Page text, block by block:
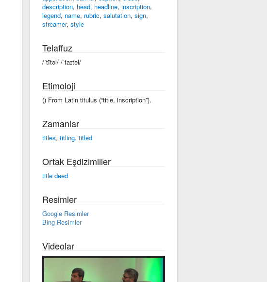
description, head, headline, inscription,
legend, name, rubric, salutation, sign,
streamer, style
Telaffuz
/ˈtītəl/ /ˈtaɪtəl/
Etimoloji
() From Latin titulus (“title, inscription”).
Zamanlar
titles, titling, titled
Ortak Eşdizimliler
title deed
Resimler
Google Resimler
Bing Resimler
Videolar